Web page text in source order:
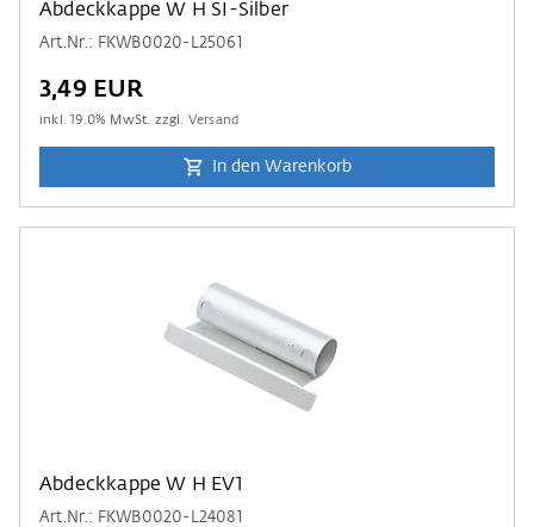
Abdeckkappe W H SI-Silber
Art.Nr.: FKWB0020-L25061
3,49 EUR
inkl.19.0% MwSt. zzgl. Versand
In den Warenkorb
Abdeckkappe W H EV1
Art.Nr.: FKWB0020-L24081